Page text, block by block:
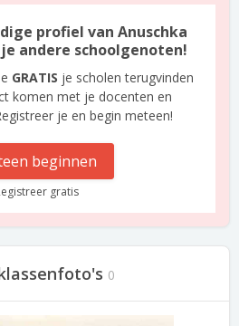
profiel van Anuschka
andere schoolgenoten!
GRATIS je scholen terugvinden
komen met je docenten en
je en begin meteen!
beginnen
gratis
0